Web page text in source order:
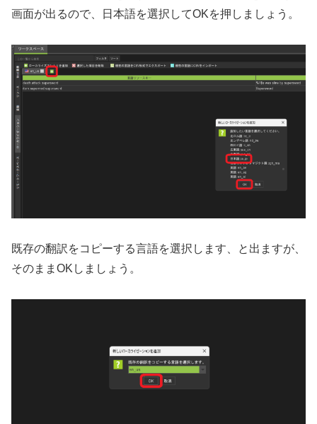
画面が出るので、日本語を選択してOKを押しましょう。
既存の翻訳をコピーする言語を選択します、と出ますが、
そのままOKしましょう。